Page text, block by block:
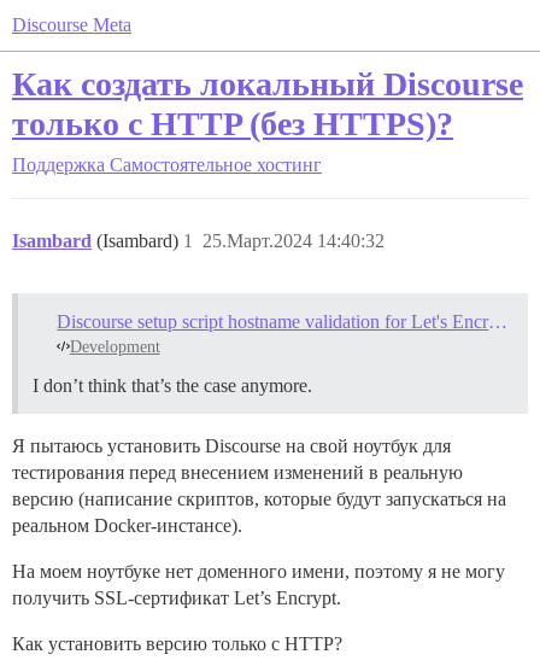
Discourse Meta
Как создать локальный Discourse
только с HTTP (без HTTPS)?
Поддержка Самостоятельное хостинг
Isambard (Isambard) 25.Март.2024 14:40:32
1
Discourse setup script hostname validation for Let's Encrypt
Development
I don’t think that’s the case anymore.
Я пытаюсь установить Discourse на свой ноутбук для
тестирования перед внесением изменений в реальную
версию (написание скриптов, которые будут запускаться на
реальном Docker-инстансе).
На моем ноутбуке нет доменного имени, поэтому я не могу
получить SSL-сертификат Let’s Encrypt.
Как установить версию только с HTTP?